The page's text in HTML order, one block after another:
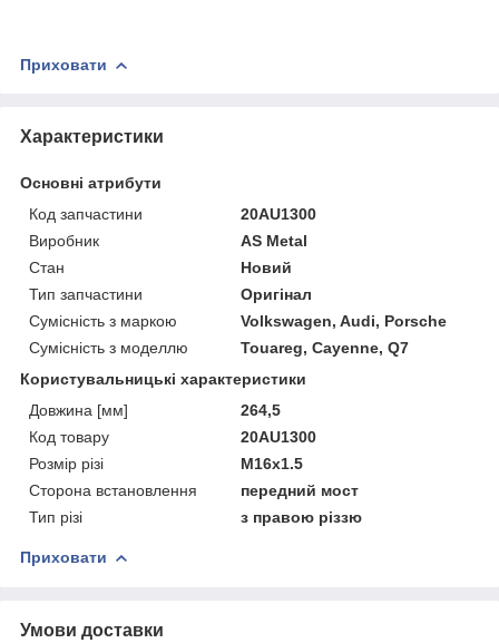
Приховати
Характеристики
Основні атрибути
Код запчастини
20AU1300
Виробник
AS Metal
Стан
Новий
Тип запчастини
Оригінал
Сумісність з маркою
Volkswagen, Audi, Porsche
Сумісність з моделлю
Touareg, Cayenne, Q7
Користувальницькі характеристики
Довжина [мм]
264,5
Код товару
20AU1300
Розмір різі
M16x1.5
Сторона встановлення
передний мост
Тип різі
з правою різзю
Приховати
Умови доставки